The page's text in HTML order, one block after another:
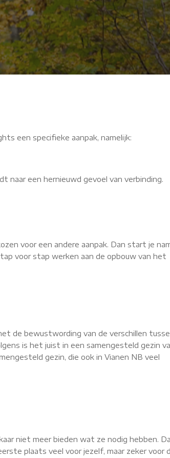
een specifieke aanpak, namelijk:
naar een hernieuwd gevoel van verbinding.
voor een andere aanpak. Dan start je
voor stap werken aan de opbouw van het
de bewustwording van de verschillen
is het juist in een samengesteld gezin
gezin, die ook in Vianen NB veel
niet meer bieden wat ze nodig hebben.
plaats veel voor jezelf, maar zeker voor